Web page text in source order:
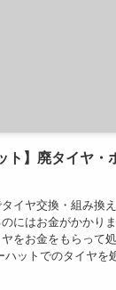
ト】廃タイヤ
イヤ交換・組み換
にはお金がかかり
をお金をもらって
ハットでのタイヤを